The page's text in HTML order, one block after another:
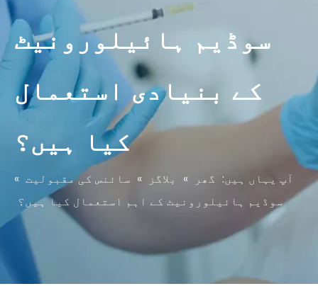
سوڈیم ہائیلورونیٹ
کے بنیادی استعمال
کیا ہیں؟
آپ یہاں ہیں: گھر » بلاگز » سائنس کی مقبولیت »
سوڈیم ہائیلورونیٹ کے اہم استعمال کیا ہیں؟